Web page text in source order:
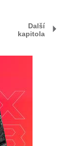
Další
kapitola